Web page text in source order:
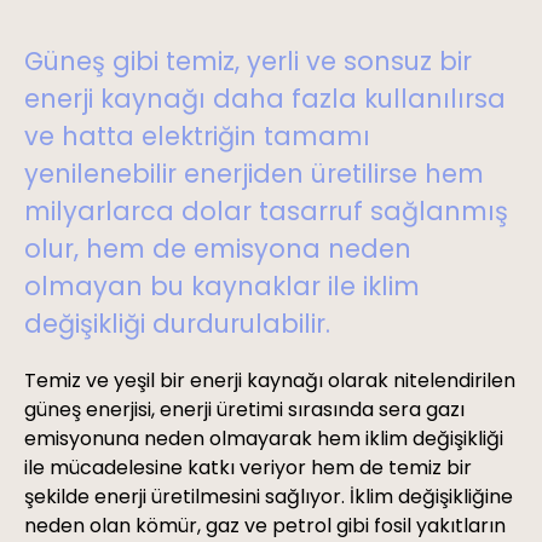
Güneş gibi temiz, yerli ve sonsuz bir
enerji kaynağı daha fazla kullanılırsa
ve hatta elektriğin tamamı
yenilenebilir enerjiden üretilirse hem
milyarlarca dolar tasarruf sağlanmış
olur, hem de emisyona neden
olmayan bu kaynaklar ile iklim
değişikliği durdurulabilir.
Temiz ve yeşil bir enerji kaynağı olarak nitelendirilen
güneş enerjisi, enerji üretimi sırasında sera gazı
emisyonuna neden olmayarak hem iklim değişikliği
ile mücadelesine katkı veriyor hem de temiz bir
şekilde enerji üretilmesini sağlıyor. İklim değişikliğine
neden olan kömür, gaz ve petrol gibi fosil yakıtların